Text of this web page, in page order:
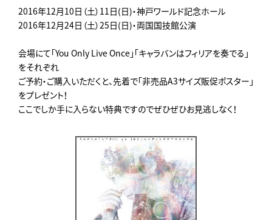
2016年12月10日（土）11日(日)・神戸ワールド記念ホール
2016年12月24日（土）25日(日)・両国国技館公演
会場にて「You Only Live Once」「キャラバンはフィリアを奏でる」
をそれぞれ
ご予約・ご購入いただくと、先着で「非売品A3サイズ販促ポスター」
をプレゼント！
ここでしか手に入らない特典ですのでぜひぜひお見逃しなく！